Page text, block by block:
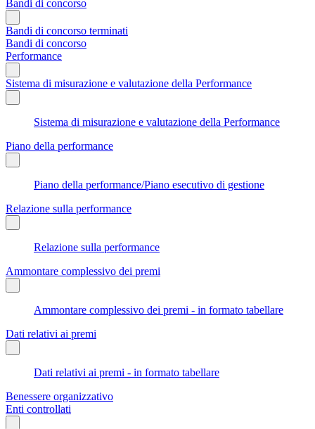
Bandi di concorso
Bandi di concorso terminati
Bandi di concorso
Performance
Sistema di misurazione e valutazione della Performance
Sistema di misurazione e valutazione della Performance
Piano della performance
Piano della performance/Piano esecutivo di gestione
Relazione sulla performance
Relazione sulla performance
Ammontare complessivo dei premi
Ammontare complessivo dei premi - in formato tabellare
Dati relativi ai premi
Dati relativi ai premi - in formato tabellare
Benessere organizzativo
Enti controllati